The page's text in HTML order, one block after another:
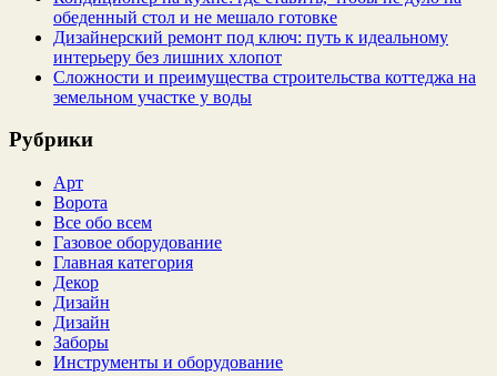
обеденный стол и не мешало готовке
Дизайнерский ремонт под ключ: путь к идеальному
интерьеру без лишних хлопот
Сложности и преимущества строительства коттеджа на
земельном участке у воды
Рубрики
Арт
Ворота
Все обо всем
Газовое оборудование
Главная категория
Декор
Дизайн
Дизайн
Заборы
Инструменты и оборудование